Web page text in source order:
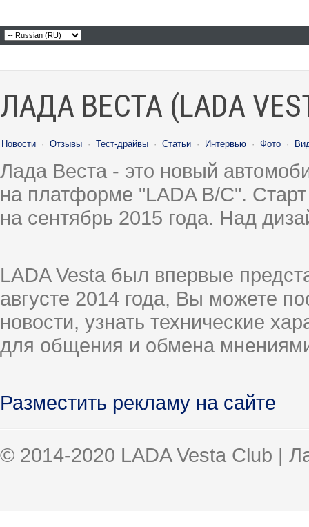
ЛАДА ВЕСТА (LADA
Новости · Отзывы · Тест-драйвы · Статьи · Интервью · Фото ·
Лада Веста - это новый
на платформе "LADA B/C".
на сентябрь 2015 года. Над
LADA Vesta был впервые
августе 2014 года, Вы можете
новости, узнать технические
для общения и обмена
Разместить рекламу на сайте
© 2014-2020 LADA Vesta Club |